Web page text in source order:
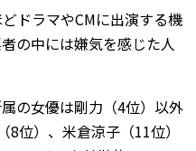
ドラマやCMに出演する機
の中には嫌気を感じた人
の女優は剛力（4位）以外
位）、米倉涼子（11位）